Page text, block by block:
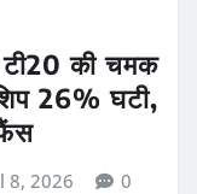
टी20 की चमक
26% घटी,
8, 2026 0